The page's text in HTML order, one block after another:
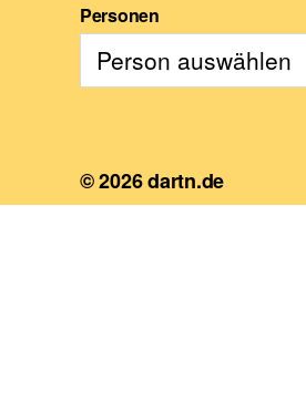
Personen
© 2026dartn.de